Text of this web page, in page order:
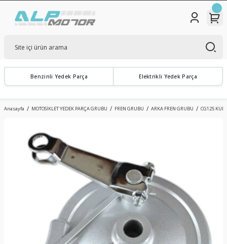
Benzinli Yedek Parça Elektrikli Yedek Parça
Anasayfa MOTOSİKLET YEDEK PARÇA GRUBU FREN GRUBU ARKA FREN GRUBU CG125